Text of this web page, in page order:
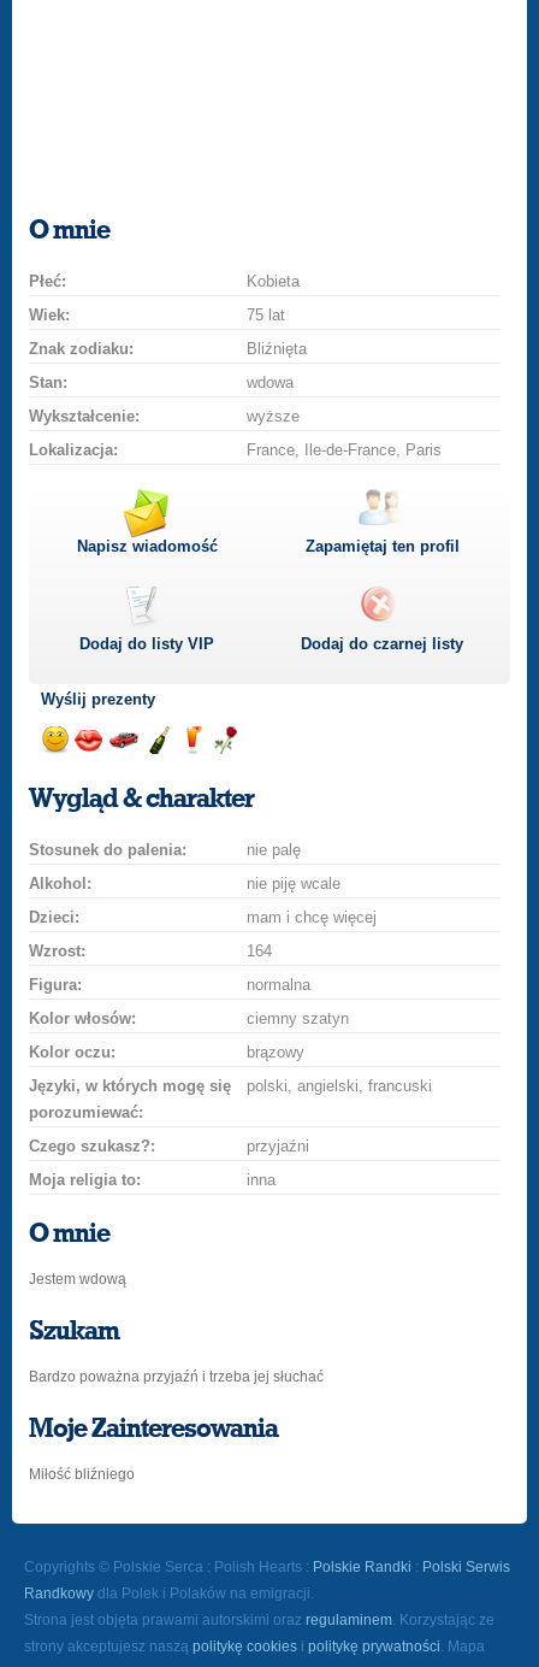
O mnie
Płeć:
Kobieta
Wiek:
75 lat
Znak zodiaku:
Bliźnięta
Stan:
wdowa
Wykształcenie:
wyższe
Lokalizacja:
France, Ile-de-France, Paris
Napisz wiadomość Zapamiętaj ten profil
Dodaj do listyVIP Dodaj do czarnej listy
Wyślij prezenty
uśmiech
buziakasamochodem
szampana
drinka
różę
Wygląd & charakter
Stosunek do palenia:
nie palę
Alkohol:
nie piję wcale
Dzieci:
mam i chcę więcej
Wzrost:
164
Figura:
normalna
Kolor włosów:
ciemny szatyn
Kolor oczu:
brązowy
Języki, w których mogę się
porozumiewać:
polski, angielski, francuski
Czego szukasz?:
przyjaźni
Moja religia to:
inna
O mnie
Jestem wdową
Szukam
Bardzo poważna przyjaźń i trzeba jej słuchać
Moje Zainteresowania
Miłość bliźniego
Copyrights © Polskie Serca : Polish Hearts : Polskie Randki : Polski Serwis
Randkowy dla Polek i Polaków na emigracji.
Strona jest objęta prawami autorskimi oraz regulaminem. Korzystając ze
strony akceptujesz naszą politykę cookies i politykę prywatności. Mapa